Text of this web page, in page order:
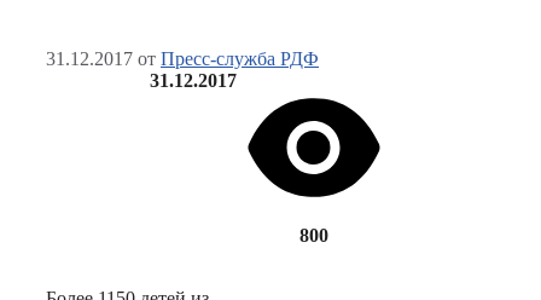
31.12.2017 от Пресс-служба РДФ
31.12.2017
800